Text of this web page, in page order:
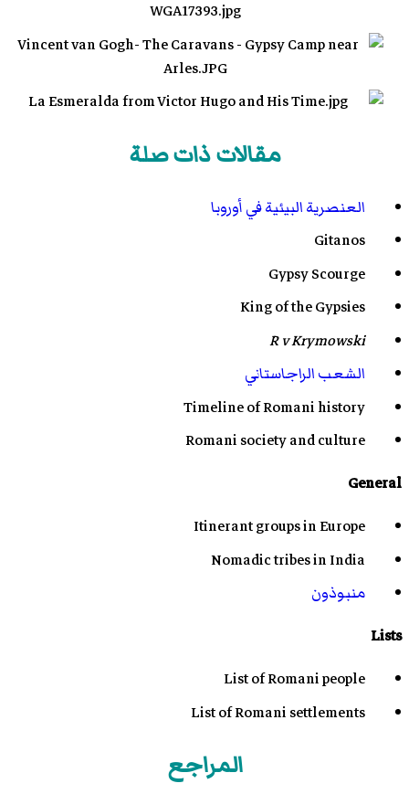
مقالات ذات صلة
العنصرية البيئية في أوروبا
Gitanos
Gypsy Scourge
King of the Gypsies
R v Krymowski
الشعب الراجاستاني
Timeline of Romani history
Romani society and culture
General
Itinerant groups in Europe
Nomadic tribes in India
منبوذون
Lists
List of Romani people
List of Romani settlements
المراجع